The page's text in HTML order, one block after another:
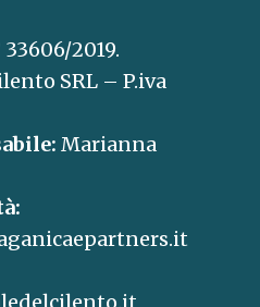
33606/2019.
SRL – P.iva
Marianna